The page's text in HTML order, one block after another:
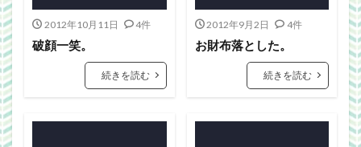
2012年10月11日 4件
破顔一笑。
続きを読む
2012年9月2日 4件
お財布落とした。
続きを読む